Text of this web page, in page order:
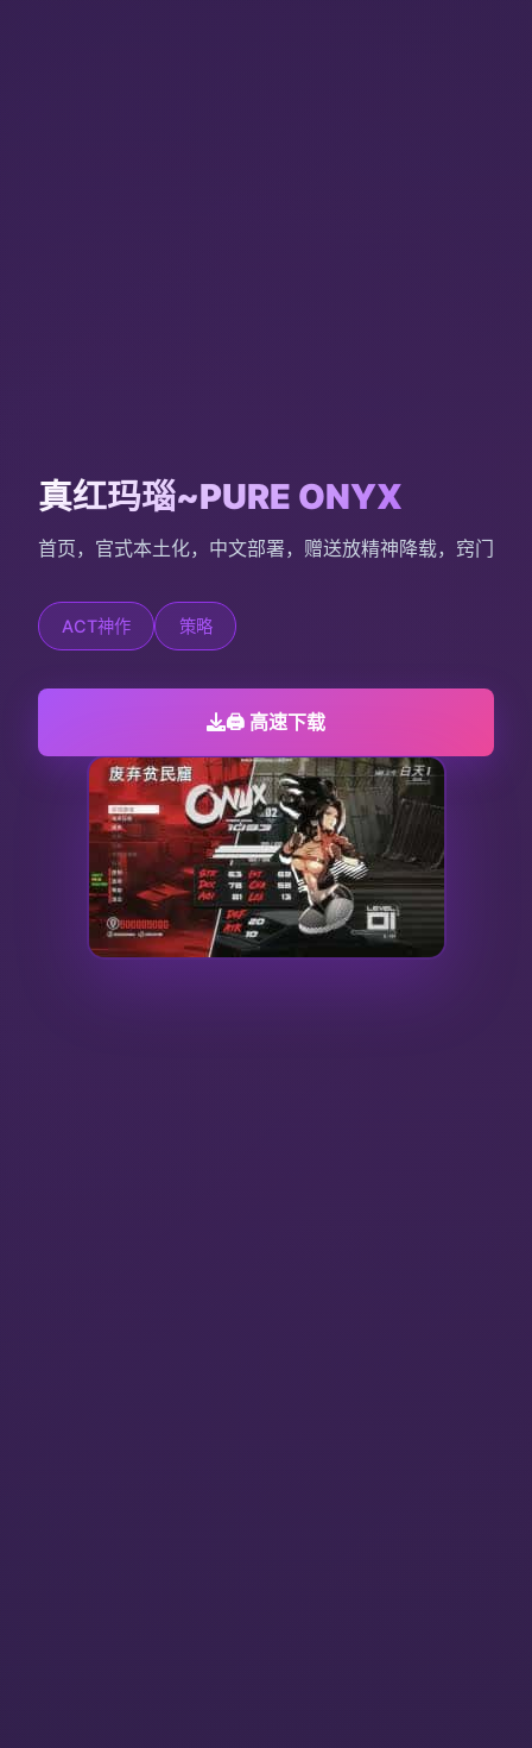
真红玛瑙~PURE ONYX
首页，官式本土化，中文部署，赠送放精神降载，窍门
ACT神作 策略
🖨️ 高速下载